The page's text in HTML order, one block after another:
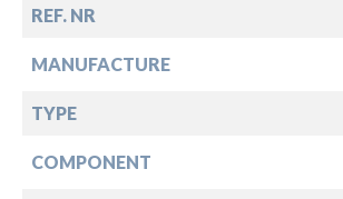
REF. NR
MANUFACTURE
TYPE
COMPONENT